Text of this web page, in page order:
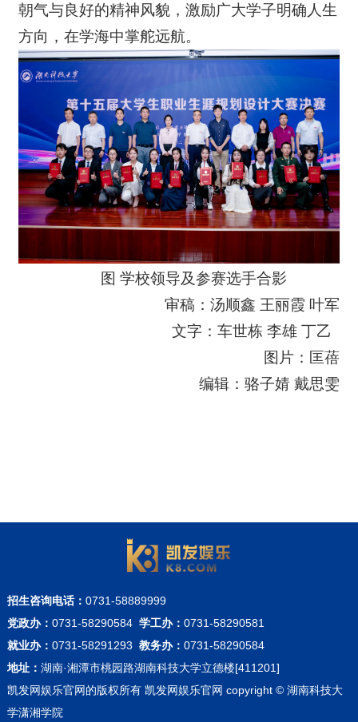
朝气与良好的精神风貌，激励广大学子明确人生
方向，在学海中掌舵远航。
图 学校领导及参赛选手合影
审稿：汤顺鑫 王丽霞 叶军
文字：车世栋 李雄 丁乙
图片：匡蓓
编辑：骆子婧 戴思雯
招生咨询电话： 0731-58889999
党政办： 0731-58290584 学工办： 0731-58290581
就业办： 0731-58291293 教务办： 0731-58290584
地址： 湖南·湘潭市桃园路湖南科技大学立德楼[411201]
凯发网娱乐官网的版权所有 凯发网娱乐官网 copyright © 湖南科技大
学潇湘学院